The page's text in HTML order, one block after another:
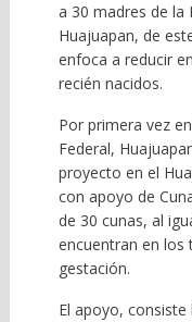
a 30 madres de la
Huajuapan, de
enfoca a reducir
recién nacidos.
Por primera vez
Federal,
proyecto en el
con apoyo de
de 30 cunas, al
encuentran en los
gestación.
El apoyo, consiste